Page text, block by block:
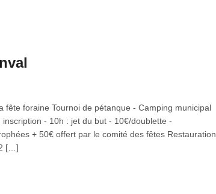
fête foraine Tournoi de pétanque - Camping municipal
- 10h : jet du but - 10€/doublette -
+ 50€ offert par le comité des fêtes Restauration
[…]